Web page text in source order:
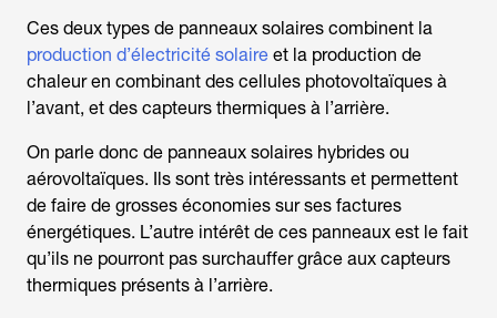
Ces deux types de panneaux solaires combinent la
production d’électricité solaire et la production de
chaleur en combinant des cellules photovoltaïques à
l’avant, et des capteurs thermiques à l’arrière.
On parle donc de panneaux solaires hybrides ou
aérovoltaïques. Ils sont très intéressants et permettent
de faire de grosses économies sur ses factures
énergétiques. L’autre intérêt de ces panneaux est le fait
qu’ils ne pourront pas surchauffer grâce aux capteurs
thermiques présents à l’arrière.